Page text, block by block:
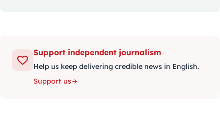
Support independent journalism
Help us keep delivering credible news in English.
Support us